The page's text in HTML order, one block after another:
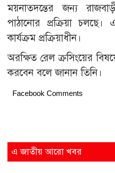
ময়নাতদন্তের জন্য
পাঠানোর প্রক্রিয়া
কার্যক্রম প্রক্রিয়াধীন।
অরক্ষিত রেল ক্রসিংয়ের
করবেন বলে জানান তিনি।
Facebook Comments
এ জাতীয় আরো খবর